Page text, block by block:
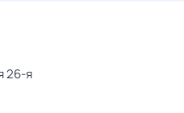
26-я